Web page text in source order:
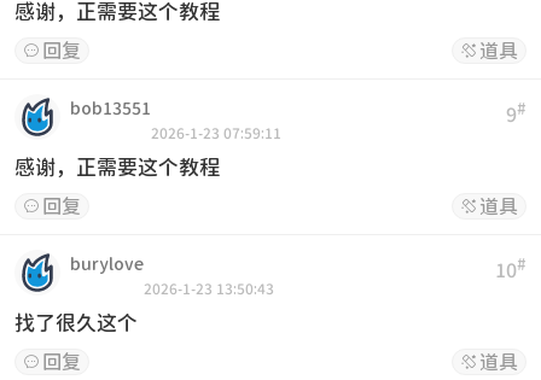
感谢，正需要这个教程
 回复  道具
9#
bob13551
2026-1-23 07:59:11
感谢，正需要这个教程
 回复  道具
10#
burylove
2026-1-23 13:50:43
找了很久这个
 回复  道具